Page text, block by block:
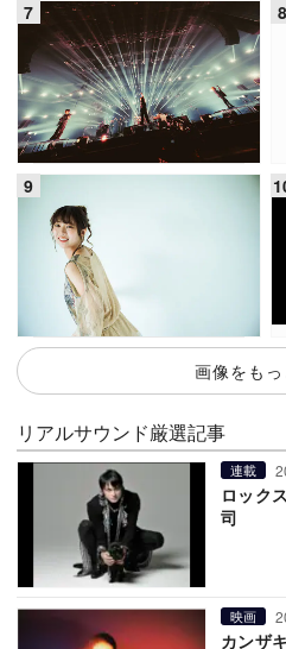
画像をも
リアルサウンド厳選記事
連載
ロック
司
映画
カンザ